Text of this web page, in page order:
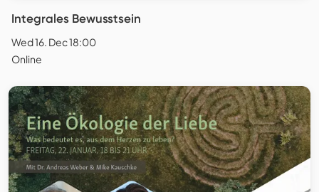
Integrales Bewusstsein
Wed 16. Dec 18:00
Online